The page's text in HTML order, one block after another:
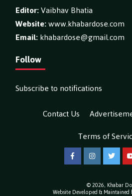
Editor:Vaibhav Bhatia
Website:www.khabardose.com
Email:khabardose@gmail.com
Follow
Subscribe to notifications
Contact Us
Terms of
FacebookInstagramTwitter
© 2026, Khabar
Website Developed &